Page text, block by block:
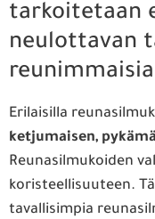
tarkoitetaan
neulottavan
Erilaisilla
ketjumaisen,
Reunasilmukoiden
koristeellisuuteen.
tavallisimpia